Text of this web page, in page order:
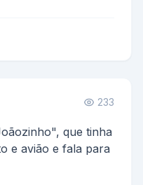
233
que tinha
e avião e fala para